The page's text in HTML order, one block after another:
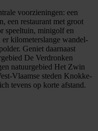
voorzieningen: een
een restaurant met groot
speeltuin, minigolf en
kilometerslange wandel-
Geniet daarnaast
De Verdronken
natuurgebied Het Zwin
Vlaamse steden Knokke-
tevens op korte afstand.